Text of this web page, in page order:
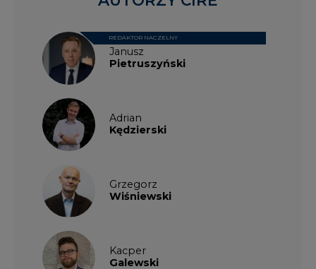
Janusz
Pietruszyński
REDAKTOR NACZELNY
Adrian
Kędzierski
Grzegorz
Wiśniewski
Kacper
Galewski